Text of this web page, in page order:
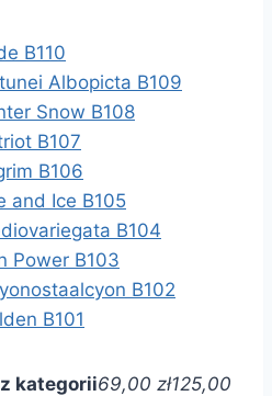
B110
Albopicta B109
Snow B108
B107
B106
and Ice B105
B104
Power B103
B102
B101
kategorii69,00 zł125,00